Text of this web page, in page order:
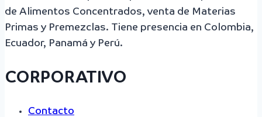
de Alimentos Concentrados, venta de Materias
Primas y Premezclas. Tiene presencia en Colombia,
Ecuador, Panamá y Perú.
CORPORATIVO
Contacto